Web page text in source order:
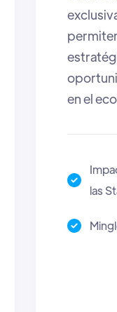
gran
Latam.